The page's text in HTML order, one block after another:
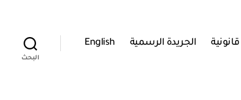
الجريدة الرسمية English
البحث